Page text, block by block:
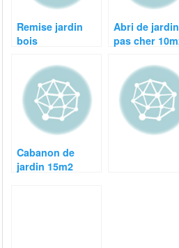
Remise jardin
bois
Abri de jardin
pas cher
Cabanon de
jardin 15m2